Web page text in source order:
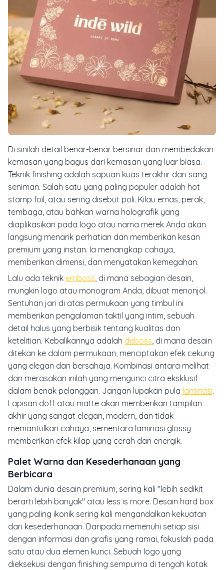
Di sinilah detail benar-benar bersinar dan membedakan
kemasan yang bagus dari kemasan yang luar biasa.
Teknik finishing adalah sapuan kuas terakhir dari sang
seniman. Salah satu yang paling populer adalah hot
stamp foil, atau sering disebut poli. Kilau emas, perak,
tembaga, atau bahkan warna holografik yang
diaplikasikan pada logo atau nama merek Anda akan
langsung menarik perhatian dan memberikan kesan
premium yang instan. Ia menangkap cahaya,
memberikan dimensi, dan menyatakan kemegahan.
Lalu ada teknik emboss , di mana sebagian desain,
mungkin logo atau monogram Anda, dibuat menonjol.
Sentuhan jari di atas permukaan yang timbul ini
memberikan pengalaman taktil yang intim, sebuah
detail halus yang berbisik tentang kualitas dan
ketelitian. Kebalikannya adalah deboss , di mana desain
ditekan ke dalam permukaan, menciptakan efek cekung
yang elegan dan bersahaja. Kombinasi antara melihat
dan merasakan inilah yang mengunci citra eksklusif
dalam benak pelanggan. Jangan lupakan pula laminasi.
Lapisan doff atau matte akan memberikan tampilan
akhir yang sangat elegan, modern, dan tidak
memantulkan cahaya, sementara laminasi glossy
memberikan efek kilap yang cerah dan energik.
Palet Warna dan Kesederhanaan yang
Berbicara
Dalam dunia desain premium, sering kali "lebih sedikit
berarti lebih banyak" atau less is more. Desain hard box
yang paling ikonik sering kali mengandalkan kekuatan
dari kesederhanaan. Daripada memenuhi setiap sisi
dengan informasi dan grafis yang ramai, fokuslah pada
satu atau dua elemen kunci. Sebuah logo yang
dieksekusi dengan finishing sempurna di tengah kotak